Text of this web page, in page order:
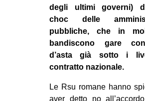
degli ultimi governi)
choc delle
pubbliche, che in
bandiscono gare
d’asta già sotto i
contratto nazionale.
Le Rsu romane hanno
aver detto no